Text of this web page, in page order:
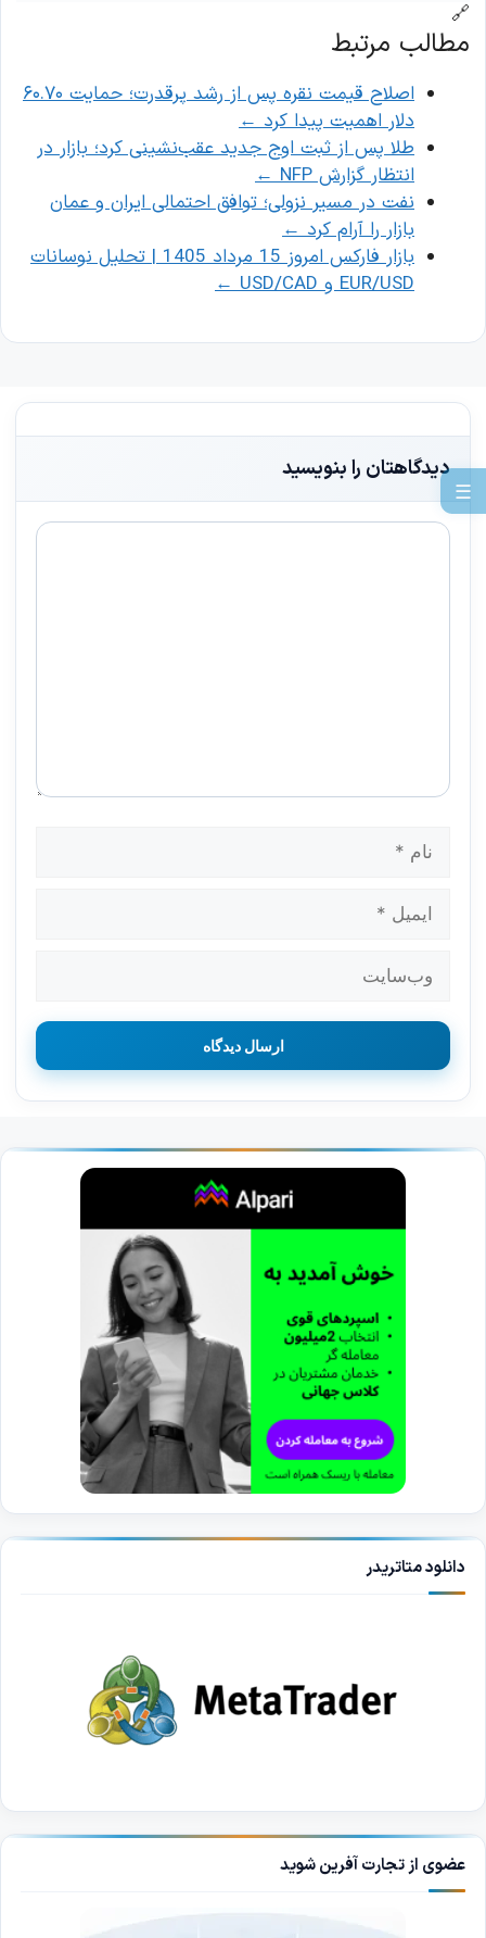
☰
🔗
مطالب مرتبط
اصلاح قیمت نقره پس از رشد پرقدرت؛ حمایت ۶۰.۷۰
دلار اهمیت پیدا کرد ←
طلا پس از ثبت اوج جدید عقب‌نشینی کرد؛ بازار در
انتظار گزارش NFP
←
نفت در مسیر نزولی؛ توافق احتمالی ایران و عمان
بازار را آرام کرد ←
بازار فارکس امروز 15 مرداد 1405 | تحلیل نوسانات
EUR/USD و USD/CAD
←
دیدگاهتان را بنویسید
دیدگاه
ایمیل
وب‌سایت
دانلود متاتریدر
عضوی از تجارت آفرین شوید